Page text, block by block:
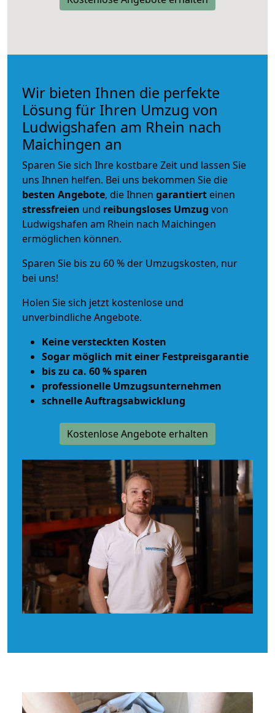
Wir bieten Ihnen die perfekte
Lösung für Ihren Umzug von
Ludwigshafen am Rhein nach
Maichingen an
Sparen Sie sich Ihre kostbare Zeit und lassen Sie
uns Ihnen helfen. Bei uns bekommen Sie die
besten Angebote, die Ihnen garantiert einen
stressfreien und reibungsloses Umzug von
Ludwigshafen am Rhein nach Maichingen
ermöglichen können.
Sparen Sie bis zu 60 % der Umzugskosten, nur
bei uns!
Holen Sie sich jetzt kostenlose und
unverbindliche Angebote.
Keine versteckten Kosten
Sogar möglich mit einer Festpreisgarantie
bis zu ca. 60 % sparen
professionelle Umzugsunternehmen
schnelle Auftragsabwicklung
Kostenlose Angebote erhalten